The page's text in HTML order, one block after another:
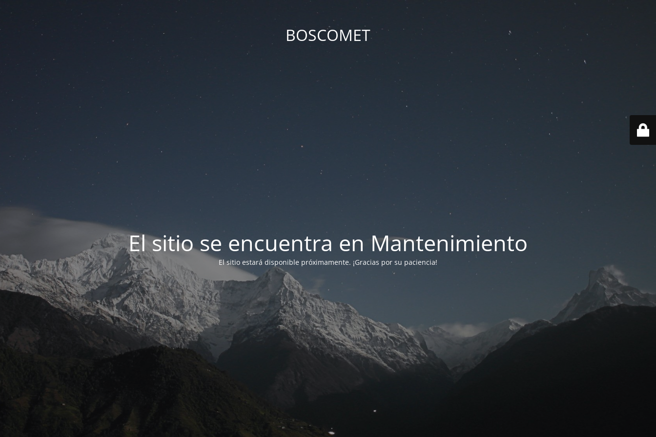
BOSCOMET
El sitio se encuentra en Mantenimiento
El sitio estará disponible próximamente. ¡Gracias por su paciencia!